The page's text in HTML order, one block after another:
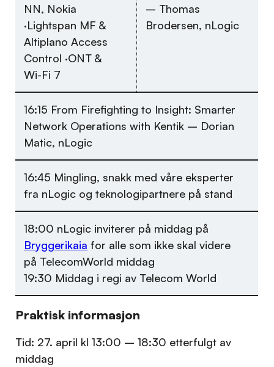
NN, Nokia
·Lightspan MF &
Altiplano Access
Control ·ONT &
Wi-Fi 7
– Thomas
Brodersen, nLogic
16:15 From Firefighting to Insight: Smarter
Network Operations with Kentik – Dorian
Matic, nLogic
16:45 Mingling, snakk med våre eksperter
fra nLogic og teknologipartnere på stand
18:00 nLogic inviterer på middag på
Bryggerikaia for alle som ikke skal videre
på TelecomWorld middag
19:30 Middag i regi av Telecom World
Praktisk informasjon
Tid: 27. april kl 13:00 – 18:30 etterfulgt av
middag